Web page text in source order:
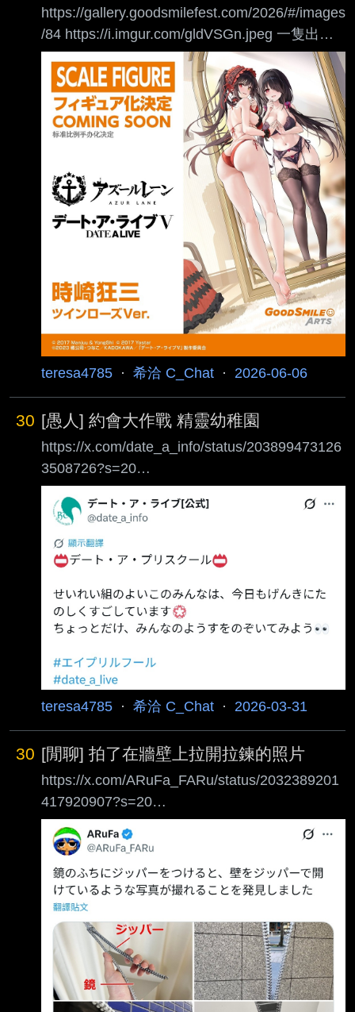
https://gallery.goodsmilefest.com/2026/#/images
/84 https://i.imgur.com/gldVSGn.jpeg 一隻出不
夠有沒有試過一次出兩隻，連出差去別人家的造
型都能出模型，不愧是妳 --
teresa4785 · 希洽 C_Chat · 2026-06-06
30 [愚人] 約會大作戰 精靈幼稚園
https://x.com/date_a_info/status/203899473126
3508726?s=20
https://i.imgur.com/uV4PmgU.jpeg
https://i.imgur.com/Cy3NYiS.jpeg 約戰今年是全
「咿嘻嘻嘻嘻……我啊，是精靈班的喔。」 明明
常喜歡貓，所有東西上面都有貓的圖案。 喜歡士
道老師。 這個可愛的生物是什麼？？？？
teresa4785 · 希洽 C_Chat · 2026-03-31
30 [閒聊] 拍了在牆壁上拉開拉鍊的照片
https://x.com/ARuFa_FARu/status/2032389201
417920907?s=20
https://i.imgur.com/n8f661N.jpeg ARuFa：在鏡
子邊邊加上拉鍊拍照，看起來就會像在牆上拉開
了拉鍊 https://i.imgur.com/8n2M0CI.jpeg
https://i.imgur.com/K7NJSL9.jpeg
https://i.imgur.com/8hvdaVE.jpeg
https://i.imgur.com/6geJEMp.jpeg